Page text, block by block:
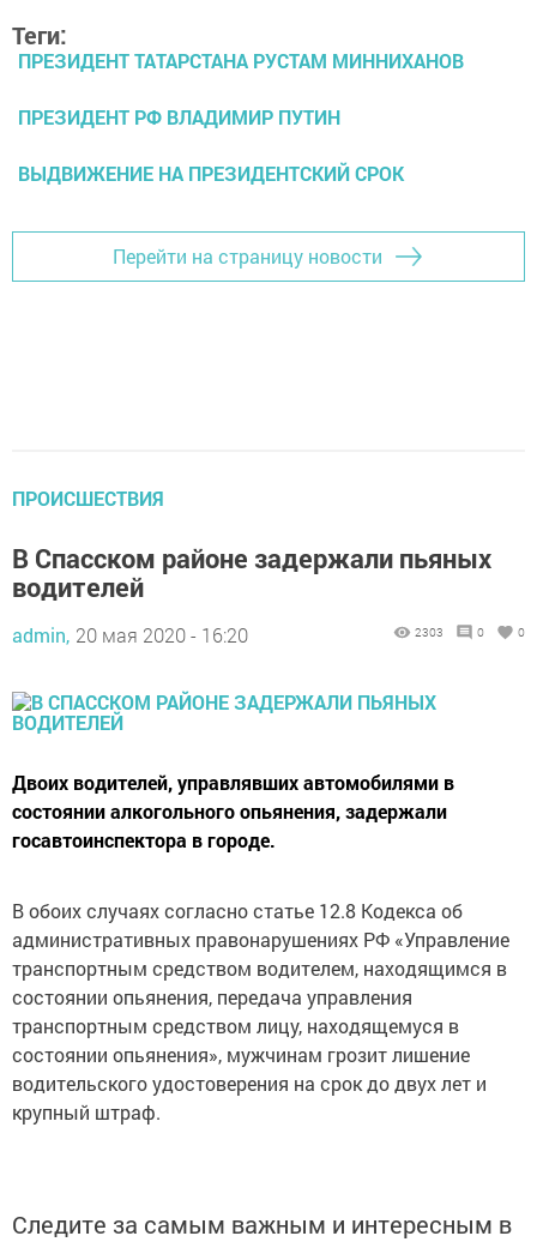
Теги:
ПРЕЗИДЕНТ ТАТАРСТАНА РУСТАМ МИННИХАНОВ
ПРЕЗИДЕНТ РФ ВЛАДИМИР ПУТИН
ВЫДВИЖЕНИЕ НА ПРЕЗИДЕНТСКИЙ СРОК
Перейти на страницу новости
ПРОИСШЕСТВИЯ
В Спасском районе задержали пьяных
водителей
admin, 20 мая 2020 - 16:20 2303 0 0
Двоих водителей, управлявших автомобилями в
состоянии алкогольного опьянения, задержали
госавтоинспектора в городе.
В обоих случаях согласно статье 12.8 Кодекса об
административных правонарушениях РФ «Управление
транспортным средством водителем, находящимся в
состоянии опьянения, передача управления
транспортным средством лицу, находящемуся в
состоянии опьянения», мужчинам грозит лишение
водительского удостоверения на срок до двух лет и
крупный штраф.
Следите за самым важным и интересным в